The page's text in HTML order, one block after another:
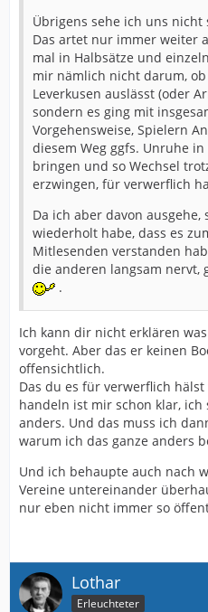
Übrigens sehe ich uns nicht
Das artet nur immer weiter
mal in Halbsätze und
mir nämlich nicht darum,
Leverkusen auslässt (oder
sondern es ging mit
Vorgehensweise, Spielern
diesem Weg ggfs. Unruhe
bringen und so Wechsel
erzwingen, für verwerflich
Da ich aber davon ausgehe,
wiederholt habe, dass es
Mitlesenden verstanden
die anderen langsam nervt,
.
Ich kann dir nicht erklären
vorgeht. Aber das er keinen
offensichtlich.
Das du es für verwerflich
handeln ist mir schon klar, ich
anders. Und das muss ich
warum ich das ganze anders
Und ich behaupte auch nach
Vereine untereinander
nur eben nicht immer so
Lothar
Erleuchteter